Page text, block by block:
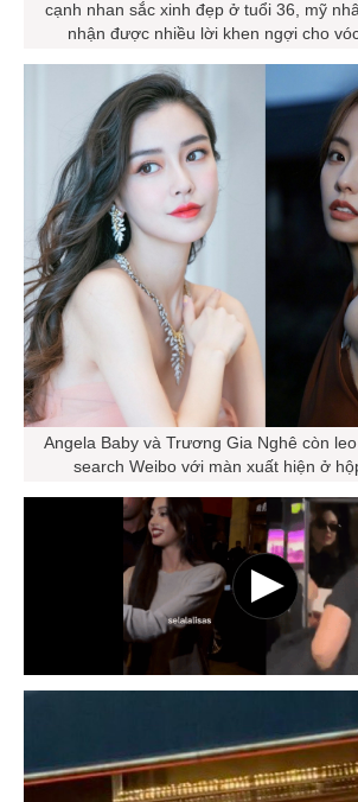
cạnh nhan sắc xinh đẹp ở tuổi 36, mỹ
nhận được nhiều lời khen ngợi cho
Angela Baby và Trương Gia Nghê còn
search Weibo với màn xuất hiện ở